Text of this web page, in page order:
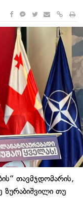
თავმჯდომარის,
ზურაბიშვილი თუ